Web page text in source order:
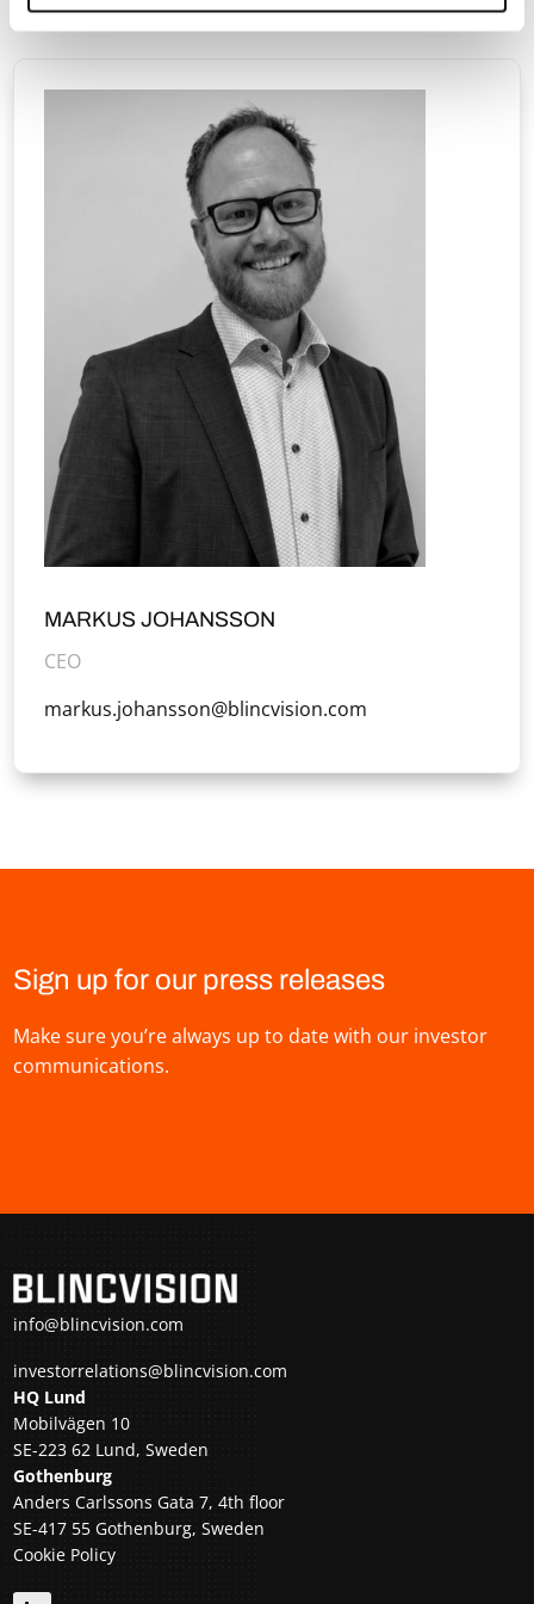
MARKUS JOHANSSON
CEO
markus.johansson@blincvision.com
Sign up for our press releases
Make sure you’re always up to date with our investor
communications.
info@blincvision.com
investorrelations@blincvision.com
HQ Lund
Mobilvägen 10
SE-223 62 Lund, Sweden
Gothenburg
Anders Carlssons Gata 7, 4th floor
SE-417 55 Gothenburg, Sweden
Cookie Policy